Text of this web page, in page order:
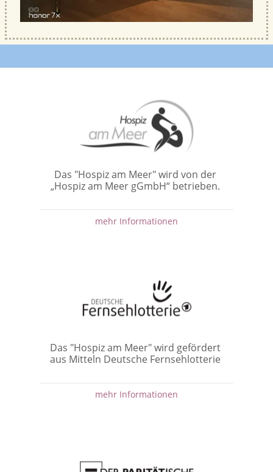
Das "Hospiz am Meer" wird von der
„Hospiz am Meer gGmbH“ betrieben.
mehr Informationen
Das "Hospiz am Meer" wird gefördert
aus Mitteln Deutsche Fernsehlotterie
mehr Informationen